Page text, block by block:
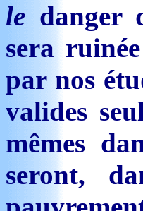
le danger
sera
par nos
valides
mêmes
seront,